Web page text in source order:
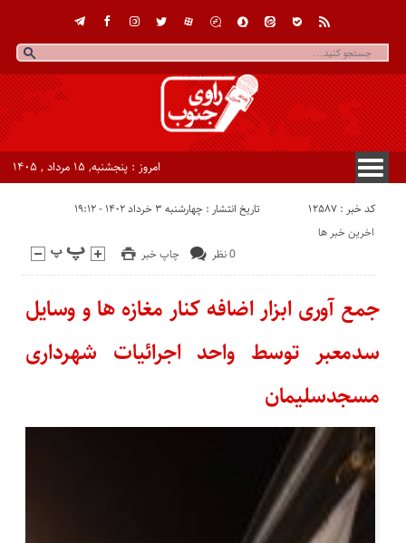
امروز : پنجشنبه, ۱۵ مرداد , ۱۴۰۵
کد خبر : 12587 تاریخ انتشار : چهارشنبه ۳ خرداد ۱۴۰۲ - ۱۹:۱۲
چاپ خبر 0 نظر
اخرین خبر ها
جمع آوری ابزار اضافه کنار مغازه ها و وسایل
سدمعبر توسط واحد اجرائیات شهرداری
مسجدسلیمان